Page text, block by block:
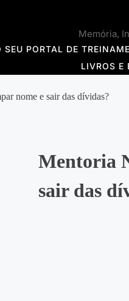
Memória,
SEU PORTAL DE
LIVROS E
nome e sair das dívidas?
Mentoria
sair das